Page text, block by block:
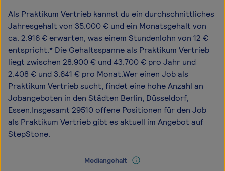
Als Praktikum Vertrieb kannst du ein durchschnittliches
Jahresgehalt von 35.000 € und ein Monatsgehalt von
ca. 2.916 € erwarten, was einem Stundenlohn von 12 €
entspricht.* Die Gehaltsspanne als Praktikum Vertrieb
liegt zwischen 28.900 € und 43.700 € pro Jahr und
2.408 € und 3.641 € pro Monat.Wer einen Job als
Praktikum Vertrieb sucht, findet eine hohe Anzahl an
Jobangeboten in den Städten Berlin, Düsseldorf,
Essen.Insgesamt 29510 offene Positionen für den Job
als Praktikum Vertrieb gibt es aktuell im Angebot auf
StepStone.
Mediangehalt